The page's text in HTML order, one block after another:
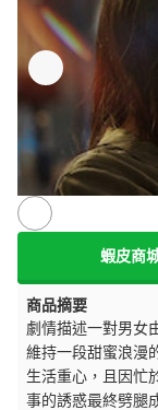
蝦皮商
商品摘要
劇情描述一對男女
維持一段甜蜜浪漫
生活重心，且因忙
事的誘惑最終劈腿